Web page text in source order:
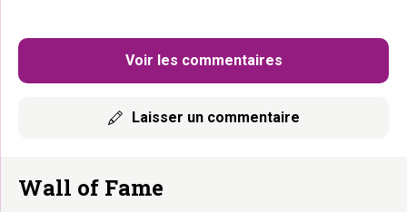
Voir les commentaires
Laisser un commentaire
Wall of Fame